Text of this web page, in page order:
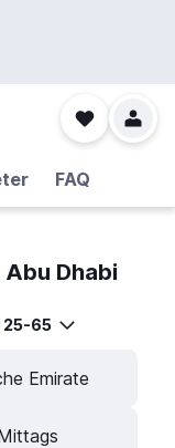
FAQ
Dhabi
25-65
Emirate